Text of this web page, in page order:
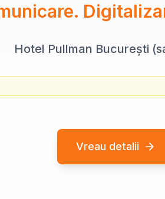
Hotel Pullman București
Vreau detalii